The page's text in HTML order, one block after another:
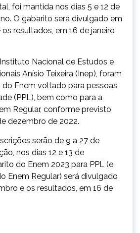
foi mantida nos dias 5 e 12 de
O gabarito será divulgado em
resultados, em 16 de janeiro
Nacional de Estudos e
Anísio Teixeira (Inep), foram
Enem voltado para pessoas
(PPL), bem como para a
Regular, conforme previsto
dezembro de 2022.
serão de 9 a 27 de
nos dias 12 e 13 de
do Enem 2023 para PPL (e
Enem Regular) será divulgado
e os resultados, em 16 de